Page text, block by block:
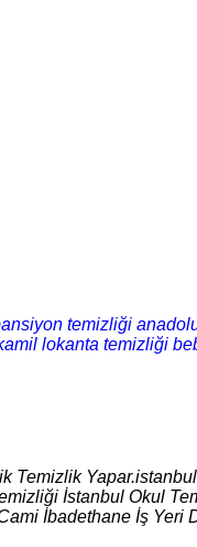
temizliği
lokanta temizliği
Temizlik
İstanbul Okul
İbadethane İş